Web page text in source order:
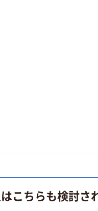
こちらも検討さ